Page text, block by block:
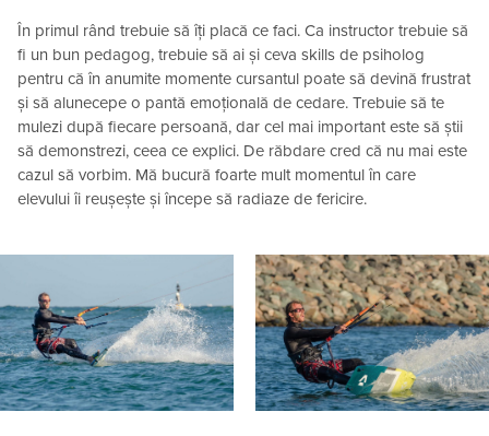
În primul rând trebuie să îți placă ce faci. Ca instructor trebuie să
fi un bun pedagog, trebuie să ai și ceva skills de psiholog
pentru că în anumite momente cursantul poate să devină frustrat
și să alunecepe o pantă emoțională de cedare. Trebuie să te
mulezi după fiecare persoană, dar cel mai important este să știi
să demonstrezi, ceea ce explici. De răbdare cred că nu mai este
cazul să vorbim. Mă bucură foarte mult momentul în care
elevului îi reușește și începe să radiaze de fericire.